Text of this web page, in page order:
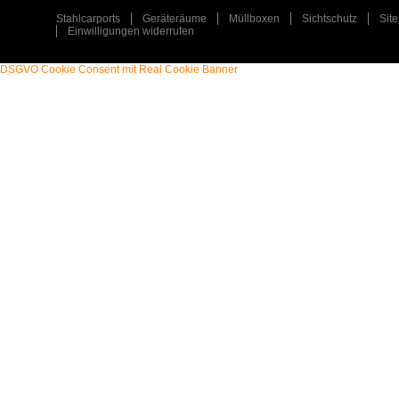
Stahlcarports Geräteräume Müllboxen Sichtschutz
Einwilligungen widerrufen
DSGVO Cookie Consent mit Real Cookie Banner